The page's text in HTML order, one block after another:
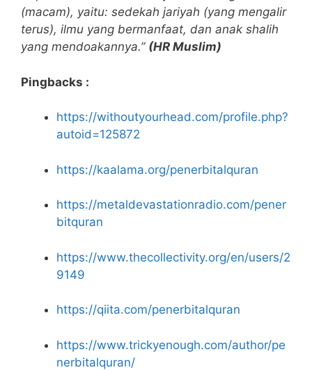
(macam), yaitu: sedekah jariyah (yang mengalir
terus), ilmu yang bermanfaat, dan anak shalih
yang mendoakannya.” (HR Muslim)
Pingbacks :
https://withoutyourhead.com/profile.php?
autoid=125872
https://kaalama.org/penerbitalquran
https://metaldevastationradio.com/pener
bitquran
https://www.thecollectivity.org/en/users/2
9149
https://qiita.com/penerbitalquran
https://www.trickyenough.com/author/pe
nerbitalquran/